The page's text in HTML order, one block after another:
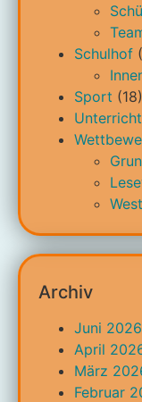
Schulhof
Sport (18)
Unterricht
Archiv
Juni 2026
April
März
Februar